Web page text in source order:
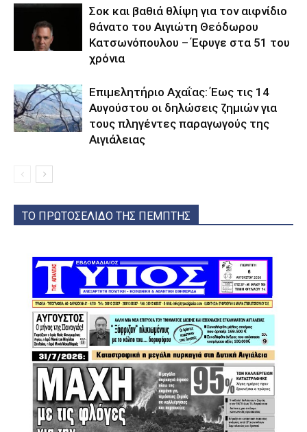
Σοκ και βαθιά θλίψη για τον αιφνίδιο
θάνατο του Αιγιώτη Θεόδωρου
Κατσωνόπουλου – Έφυγε στα 51 του
χρόνια
Επιμελητήριο Αχαΐας: Έως τις 14
Αυγούστου οι δηλώσεις ζημιών για
τους πληγέντες παραγωγούς της
Αιγιάλειας
ΤΟ ΠΡΩΤΟΣΕΛΙΔΟ ΤΗΣ ΠΕΜΠΤΗΣ